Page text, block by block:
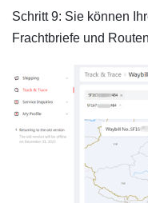
Schritt 9: Sie können
Frachtbriefe und